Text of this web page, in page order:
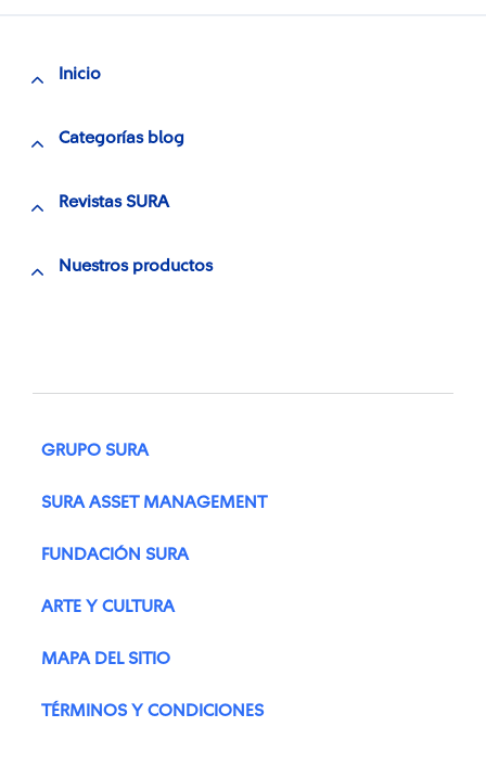
Inicio
Categorías blog
Revistas SURA
Nuestros productos
GRUPO SURA
SURA ASSET MANAGEMENT
FUNDACIÓN SURA
ARTE Y CULTURA
MAPA DEL SITIO
TÉRMINOS Y CONDICIONES